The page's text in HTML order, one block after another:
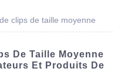
clips de taille moyenne
De Taille Moyenne
Et Produits De